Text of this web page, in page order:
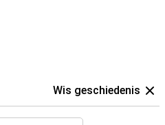
Wis geschiedenis